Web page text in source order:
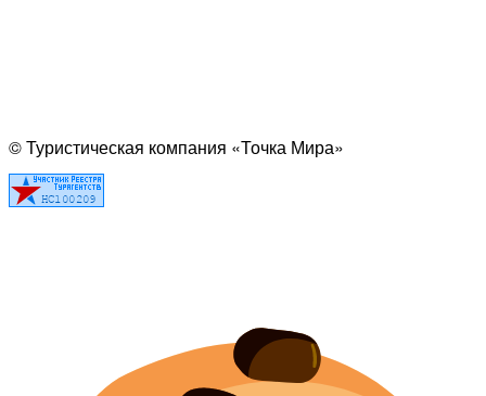
© Туристическая компания «Точка Мира»